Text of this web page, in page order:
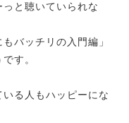
と聴いていられな
バッチリの入門編」
す。
る人もハッピーにな